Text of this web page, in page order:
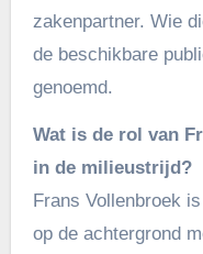
zakenpartner. Wie
de beschikbare
genoemd.
Wat is de rol van
in de milieustrijd?
Frans Vollenbroek
op de achtergrond